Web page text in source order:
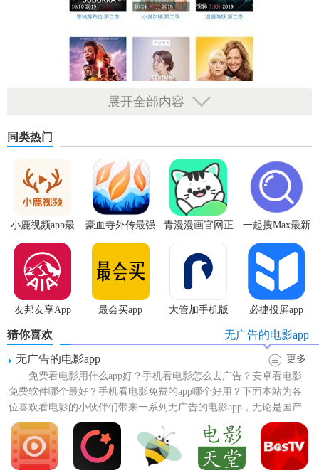
【胖鸟电影APP介绍】
1.随时随地畅看精彩，不论何时各位都可以畅看更多精彩的影
视资源
2.全新优选影视节目，基本上所有各位喜欢看的影视资源这里
都可以快速更新
3.无限量追看优选影源，所有影源都可以无限量为你们追更提
供哦
【胖鸟电影APP功能】
1、网罗了全网的影视资源，各种最新最热的好剧都能找到，
非常方便。
展开全部内容
同类热门
小鹿视频app最
新版
豪血寺外传最强
传说无限血版
青漫漫画官网正
一起搜Max最新
版
友邦友享App 最会买app 大管加手机版 必捷投屏app
猜你喜欢
无广告的电影app
无广告的电影app
更多
免费看电影用什么app好？手机看电影怎么去广告？安卓看电影
免费软件哪个最好？手机看电影免费的app哪个好用？下面本站为各
位喜欢看电影的小伙伴们带来一系列无广告的电影app，无论是国产
还是外国的大片，应...